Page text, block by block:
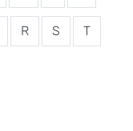
R S T